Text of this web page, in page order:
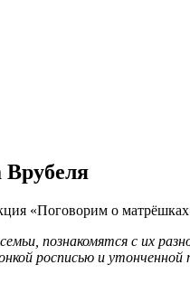
Врубеля
«Поговорим о
познакомятся с их
росписью и